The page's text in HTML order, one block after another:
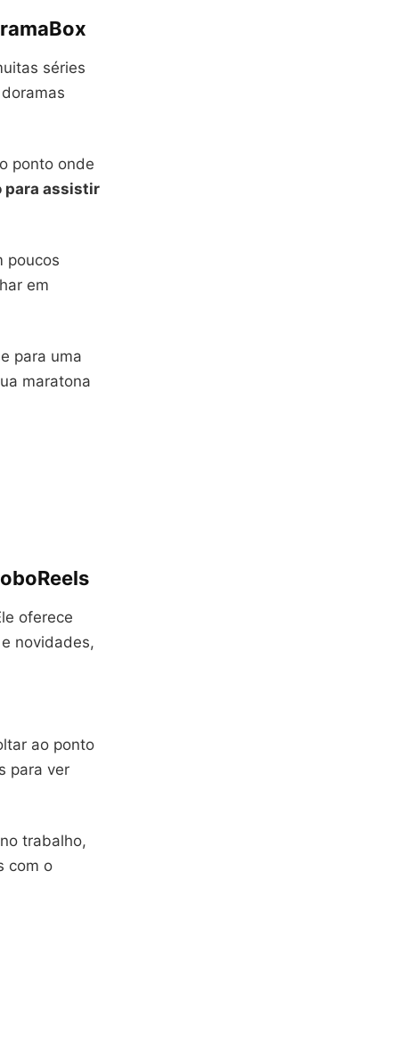
séries
ponto onde
para assistir
poucos
em
para uma
maratona
oferece
novidades,
ao ponto
para ver
trabalho,
com o